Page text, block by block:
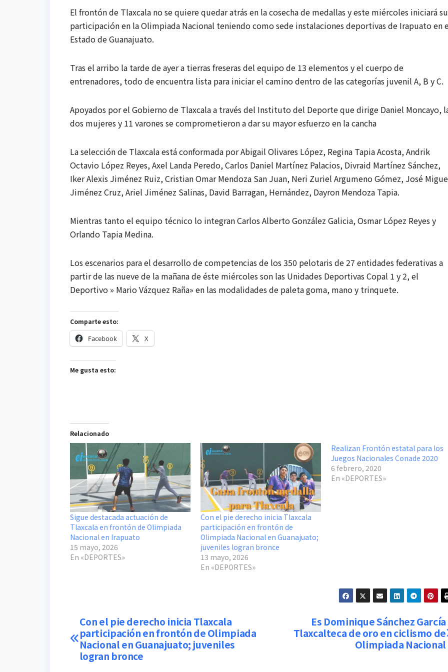
El frontón de Tlaxcala no se quiere quedar atrás en la cosecha de medallas y este miércoles iniciará su
participación en la Olimpiada Nacional teniendo como sede instalaciones deportivas de Irapuato en
Estado de Guanajuato.
Tras el arribo la tarde de ayer a tierras freseras del equipo de 13 elementos y el cuerpo de
entrenadores, todo de encuentra lista para iniciar el camino dentro de las categorías juvenil A, B y C.
Apoyados por el Gobierno de Tlaxcala a través del Instituto del Deporte que dirige Daniel Moncayo,
dos mujeres y 11 varones se comprometieron a dar su mayor esfuerzo en la cancha
La selección de Tlaxcala está conformada por Abigail Olivares López, Regina Tapia Acosta, Andrik
Octavio López Reyes, Axel Landa Peredo, Carlos Daniel Martínez Palacios, Divraid Martínez Sánchez,
Iker Alexis Jiménez Ruiz, Cristian Omar Mendoza San Juan, Neri Zuriel Argumeno Gómez, José
Jiménez Cruz, Ariel Jiménez Salinas, David Barragan, Hernández, Dayron Mendoza Tapia.
Mientras tanto el equipo técnico lo integran Carlos Alberto González Galicia, Osmar López Reyes y
Orlando Tapia Medina.
Los escenarios para el desarrollo de competencias de los 350 pelotaris de 27 entidades federativas a
partir de las nueve de la mañana de éste miércoles son las Unidades Deportivas Copal 1 y 2, el
Deportivo » Mario Vázquez Raña» en las modalidades de paleta goma, mano y trinquete.
Comparte esto:
Facebook X
Me gusta esto:
Relacionado
Sigue destacada actuación de
Tlaxcala en frontón de Olimpiada
Nacional en Irapuato
15 mayo, 2026
En «DEPORTES»
Con el pie derecho inicia Tlaxcala
participación en frontón de
Olimpiada Nacional en Guanajuato;
juveniles logran bronce
13 mayo, 2026
En «DEPORTES»
Realizan Frontón estatal para los
Juegos Nacionales Conade 2020
6 febrero, 2020
En «DEPORTES»
Navegación
de
entradas
Es Dominique Sánchez García
Tlaxcalteca de oro en ciclismo de
Olimpiada Nacional
Con el pie derecho inicia Tlaxcala
participación en frontón de Olimpiada
Nacional en Guanajuato; juveniles
logran bronce